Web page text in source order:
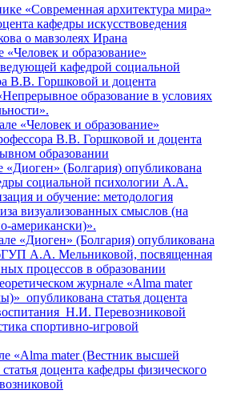
«Современная архитектура мира»
кафедры искусствоведения
о мавзолеях Ирана
«Человек и образование»
В.В. Горшковой и доцента
образовании
«Диоген» (Болгария) опубликована
А.А. Мельниковой, посвященная
процессов в образовании
«Alma mater (Вестник высшей
доцента кафедры физического